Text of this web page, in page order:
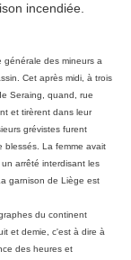
incendiée.
générale des mineurs a
Cet après midi, à trois
Seraing, quand, rue
et tirèrent dans leur
grévistes furent
blessés. La femme avait
arrêté interdisant les
garnison de Liège est
du continent
et demie, c'est à dire à
des heures et